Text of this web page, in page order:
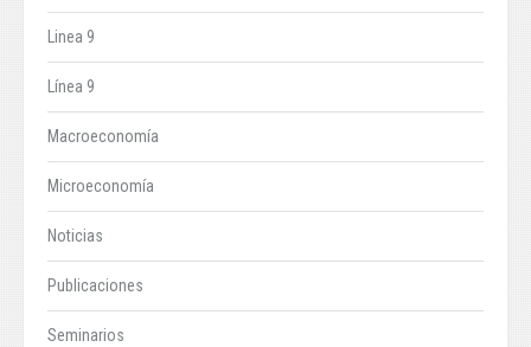
Linea 9
Línea 9
Macroeconomía
Microeconomía
Noticias
Publicaciones
Seminarios